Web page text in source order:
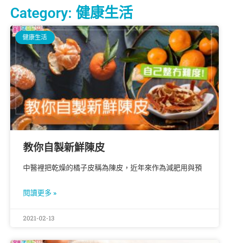
Category: 健康生活
健康生活
教你自製新鮮陳皮
中醫裡把乾燥的橘子皮稱為陳皮，近年來作為減肥用與預
閱讀更多 »
2021-02-13